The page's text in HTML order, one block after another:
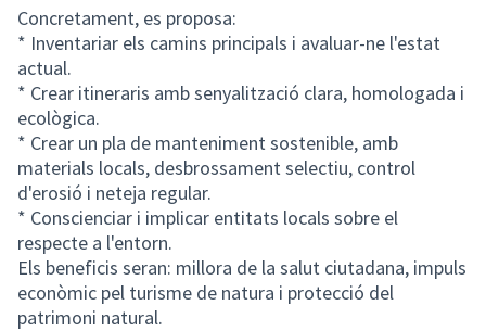
Concretament, es proposa:
* Inventariar els camins principals i avaluar-ne l'estat
actual.
* Crear itineraris amb senyalització clara, homologada i
ecològica.
* Crear un pla de manteniment sostenible, amb
materials locals, desbrossament selectiu, control
d'erosió i neteja regular.
* Conscienciar i implicar entitats locals sobre el
respecte a l'entorn.
Els beneficis seran: millora de la salut ciutadana, impuls
econòmic pel turisme de natura i protecció del
patrimoni natural.